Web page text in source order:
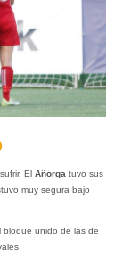
El Añorga tuvo sus
muy segura bajo
bloque unido de las de